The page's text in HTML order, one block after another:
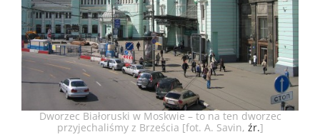
Dworzec Białoruski w Moskwie – to na ten dworzec
przyjechaliśmy z Brześcia [fot. A. Savin, źr.]